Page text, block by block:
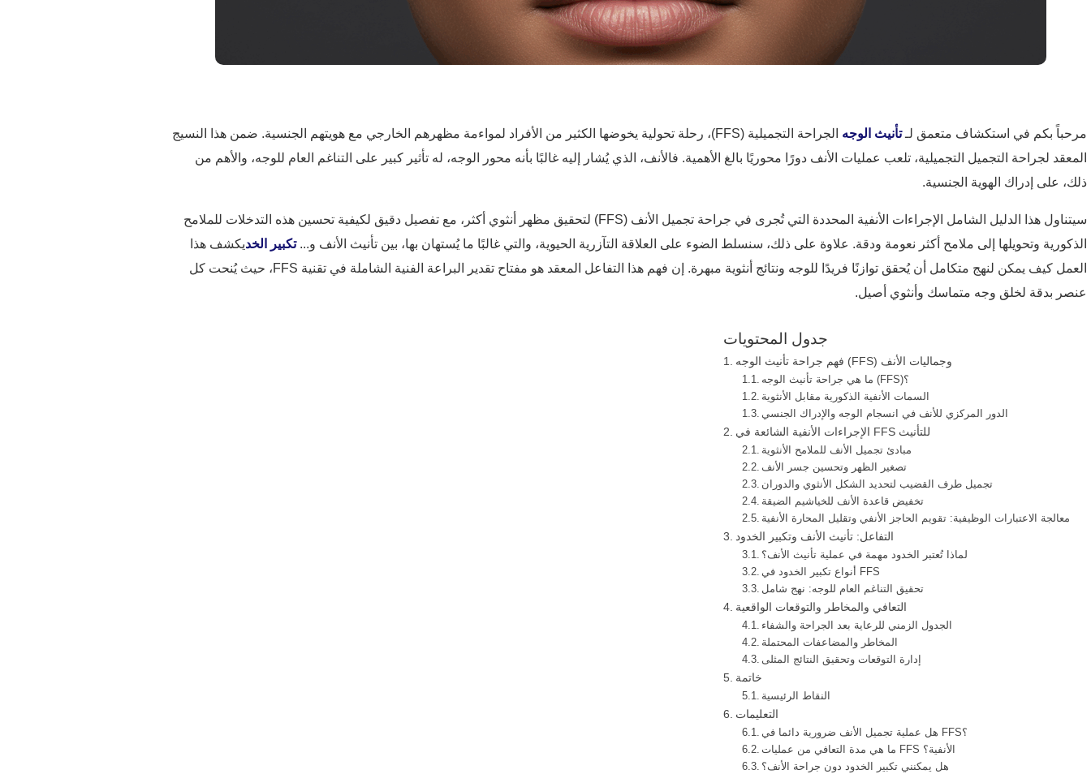
مرحباً بكم في استكشاف متعمق لـتأنيث الوجه
الجراحة التجميلية (FFS)، رحلة تحولية يخوضها الكثير من الأفراد لمواءمة مظهرهم الخارجي مع هويتهم الجنسية. ضمن هذا النسيج
المعقد لجراحة التجميل التجميلية، تلعب عمليات الأنف دورًا محوريًا بالغ الأهمية. فالأنف، الذي يُشار إليه غالبًا بأنه محور الوجه، له تأثير كبير على التناغم العام للوجه، والأهم من
ذلك، على إدراك الهوية الجنسية.
سيتناول هذا الدليل الشامل الإجراءات الأنفية المحددة التي تُجرى في جراحة تجميل الأنف (FFS) لتحقيق مظهر أنثوي أكثر، مع تفصيل دقيق لكيفية تحسين هذه التدخلات للملامح
الذكورية وتحويلها إلى ملامح أكثر نعومة ودقة. علاوة على ذلك، سنسلط الضوء على العلاقة التآزرية الحيوية، والتي غالبًا ما يُستهان بها، بين تأنيث الأنف و...تكبير الخديكشف هذا
العمل كيف يمكن لنهج متكامل أن يُحقق توازنًا فريدًا للوجه ونتائج أنثوية مبهرة. إن فهم هذا التفاعل المعقد هو مفتاح تقدير البراعة الفنية الشاملة في تقنية FFS، حيث يُنحت كل
عنصر بدقة لخلق وجه متماسك وأنثوي أصيل.
جدول المحتويات
فهم جراحة تأنيث الوجه (FFS) وجماليات الأنف
ما هي جراحة تأنيث الوجه (FFS)؟
السمات الأنفية الذكورية مقابل الأنثوية
الدور المركزي للأنف في انسجام الوجه والإدراك الجنسي
الإجراءات الأنفية الشائعة في FFS للتأنيث
مبادئ تجميل الأنف للملامح الأنثوية
تصغير الظهر وتحسين جسر الأنف
تجميل طرف القضيب لتحديد الشكل الأنثوي والدوران
تخفيض قاعدة الأنف للخياشيم الضيقة
معالجة الاعتبارات الوظيفية: تقويم الحاجز الأنفي وتقليل المحارة الأنفية
التفاعل: تأنيث الأنف وتكبير الخدود
لماذا تُعتبر الخدود مهمة في عملية تأنيث الأنف؟
أنواع تكبير الخدود في FFS
تحقيق التناغم العام للوجه: نهج شامل
التعافي والمخاطر والتوقعات الواقعية
الجدول الزمني للرعاية بعد الجراحة والشفاء
المخاطر والمضاعفات المحتملة
إدارة التوقعات وتحقيق النتائج المثلى
خاتمة
النقاط الرئيسية
التعليمات
هل عملية تجميل الأنف ضرورية دائما في FFS؟
ما هي مدة التعافي من عمليات FFS الأنفية؟
هل يمكنني تكبير الخدود دون جراحة الأنف؟